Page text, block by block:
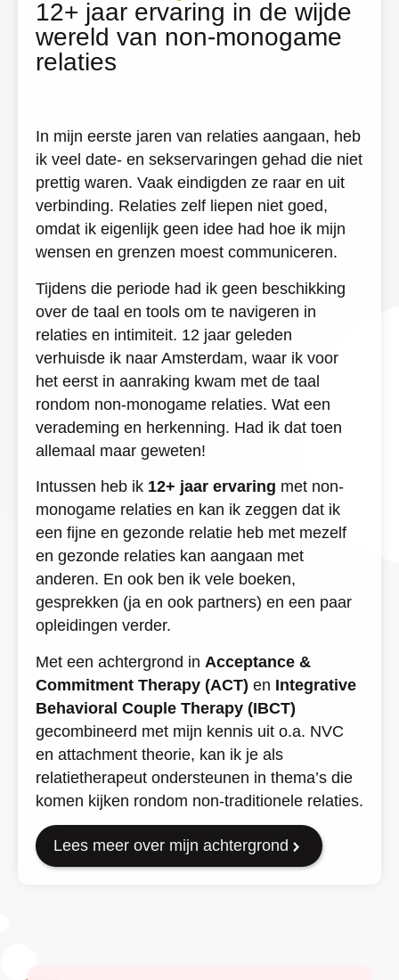
12+ jaar ervaring in de wijde
wereld van non-monogame
relaties
In mijn eerste jaren van relaties aangaan, heb
ik veel date- en sekservaringen gehad die niet
prettig waren. Vaak eindigden ze raar en uit
verbinding. Relaties zelf liepen niet goed,
omdat ik eigenlijk geen idee had hoe ik mijn
wensen en grenzen moest communiceren.
Tijdens die periode had ik geen beschikking
over de taal en tools om te navigeren in
relaties en intimiteit. 12 jaar geleden
verhuisde ik naar Amsterdam, waar ik voor
het eerst in aanraking kwam met de taal
rondom non-monogame relaties. Wat een
verademing en herkenning. Had ik dat toen
allemaal maar geweten!
Intussen heb ik 12+ jaar ervaring met non-
monogame relaties en kan ik zeggen dat ik
een fijne en gezonde relatie heb met mezelf
en gezonde relaties kan aangaan met
anderen. En ook ben ik vele boeken,
gesprekken (ja en ook partners) en een paar
opleidingen verder.
Met een achtergrond in Acceptance &
Commitment Therapy (ACT) en Integrative
Behavioral Couple Therapy (IBCT)
gecombineerd met mijn kennis uit o.a. NVC
en attachment theorie, kan ik je als
relatietherapeut ondersteunen in thema’s die
komen kijken rondom non-traditionele relaties.
Lees meer over mijn achtergrond